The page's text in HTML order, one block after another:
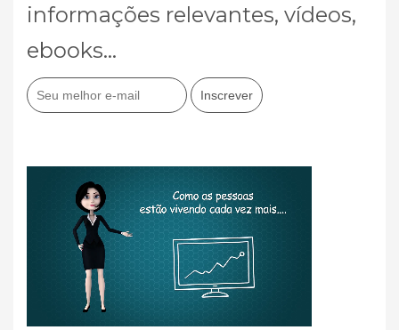
informações relevantes, vídeos,
ebooks...